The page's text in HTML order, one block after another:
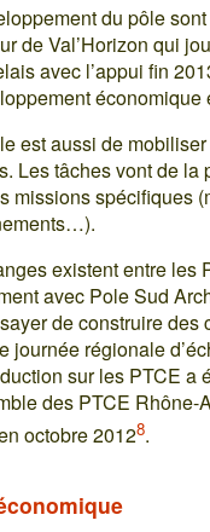
du pôle
de Val’Horizon qui
avec l’appui fin
économique
est aussi de
Les tâches vont de la
missions spécifiques
existent entre les
avec Pole Sud
de construire des
journée régionale
sur les PTCE a
des PTCE Rhône-
octobre 20128.